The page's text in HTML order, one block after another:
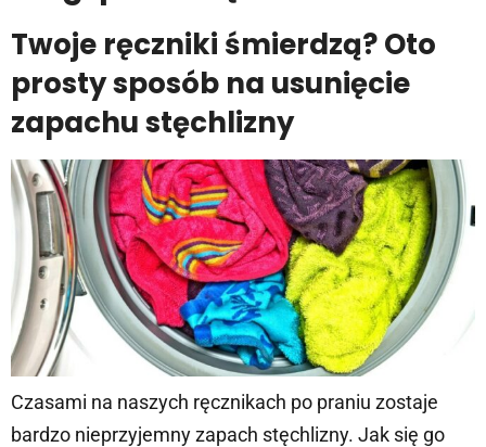
Twoje ręczniki śmierdzą? Oto
prosty sposób na usunięcie
zapachu stęchlizny
Czasami na naszych ręcznikach po praniu zostaje
bardzo nieprzyjemny zapach stęchlizny. Jak się go